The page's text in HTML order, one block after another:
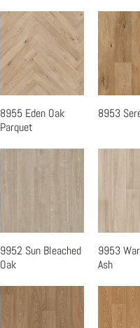
快速瀏覽
8955 Eden Oak
Parquet
快
8953
快速瀏覽
9952 Sun Bleached
Oak
快
9953
Ash